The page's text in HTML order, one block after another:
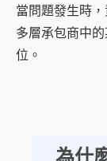
當問題發生時
多層承包商中
位。
為什